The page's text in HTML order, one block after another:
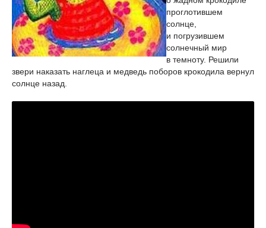
проглотившем
солнце,
и погрузившем
солнечный мир
в темноту. Решили
звери наказать наглеца и медведь поборов крокодила вернул
солнце назад.